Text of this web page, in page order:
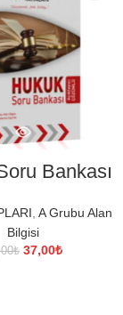
Bankası
A Grubu Alan
Bilgisi
₺ Orijinal
37,00₺Şu